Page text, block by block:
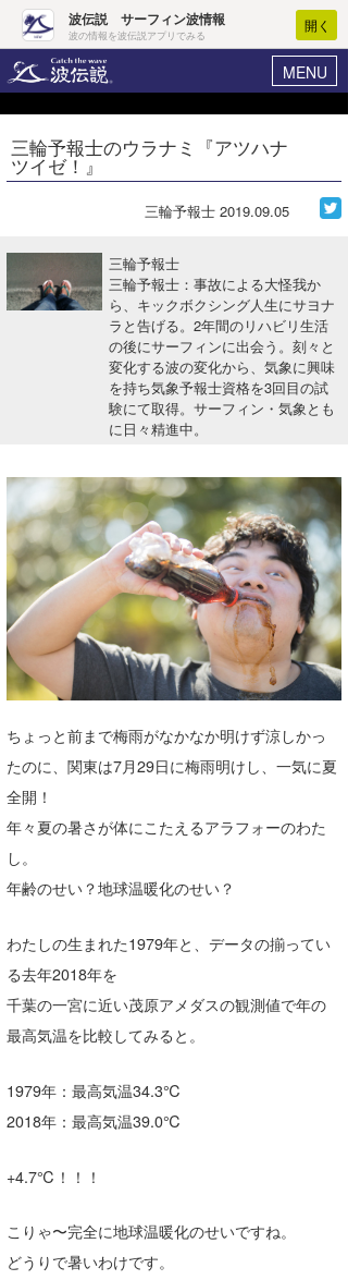
波伝説 サーフィン波情報
波の情報を波伝説アプリでみる
開く
MENU
ヘルプ マイホーム
ログイン
波情報･概況
WAVE HUNTER 波予想ツール
サーフィンエリアガイド
今月のプレゼント
三輪予報士のウラナミ『アツハナ
ツイゼ！』
三輪予報士 2019.09.05
三輪予報士
三輪予報士：事故による大怪我か
ら、キックボクシング人生にサヨナ
ラと告げる。2年間のリハビリ生活
の後にサーフィンに出会う。刻々と
変化する波の変化から、気象に興味
を持ち気象予報士資格を3回目の試
験にて取得。サーフィン・気象とも
に日々精進中。
ちょっと前まで梅雨がなかなか明けず涼しかっ
たのに、関東は7月29日に梅雨明けし、一気に夏
全開！
年々夏の暑さが体にこたえるアラフォーのわた
し。
年齢のせい？地球温暖化のせい？
わたしの生まれた1979年と、データの揃ってい
る去年2018年を
千葉の一宮に近い茂原アメダスの観測値で年の
最高気温を比較してみると。
1979年：最高気温34.3℃
2018年：最高気温39.0℃
+4.7℃！！！
こりゃ〜完全に地球温暖化のせいですね。
どうりで暑いわけです。
Core Surf Japan
アート＆エンタメ
ショップ情報
湘南
千葉北
伊豆
千葉南
大阪
四国
沖縄
お知らせ
その他
ルール＆How to
VOTE!
Core Surf Japan
Naoya Kimoto
mitsuteru Kamio
Yasunari Inoue
Yoshiyuki Obata
arukasvision
DELTA FORCE SURF
メディア
SURFMEDIA
Colors MAGAZINE
WAVAL
波伝説アンバサダー/プロライダー
福島寿実子
中浦“JET”章
嵯峨明日香
進士剛光
波伝説スタッフ
☆加藤
+☆maki☆+
Aichan
波伝説